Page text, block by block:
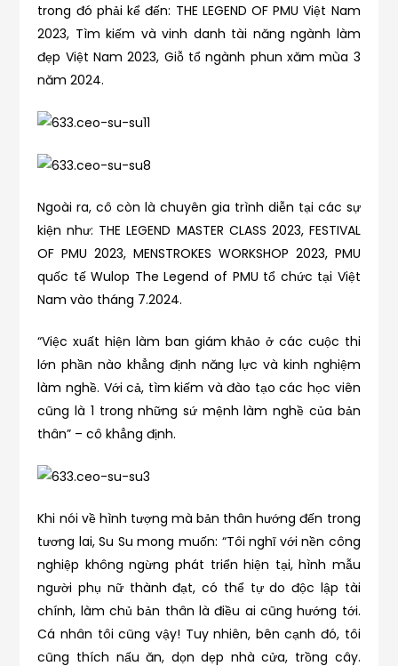
trong đó phải kể đến: THE LEGEND OF PMU Việt Nam
2023, Tìm kiếm và vinh danh tài năng ngành làm
đẹp Việt Nam 2023, Giỗ tổ ngành phun xăm mùa 3
năm 2024.
Ngoài ra, cô còn là chuyên gia trình diễn tại các sự
kiện như: THE LEGEND MASTER CLASS 2023, FESTIVAL
OF PMU 2023, MENSTROKES WORKSHOP 2023, PMU
quốc tế Wulop The Legend of PMU tổ chức tại Việt
Nam vào tháng 7.2024.
“Việc xuất hiện làm ban giám khảo ở các cuộc thi
lớn phần nào khẳng định năng lực và kinh nghiệm
làm nghề. Với cả, tìm kiếm và đào tạo các học viên
cũng là 1 trong những sứ mệnh làm nghề của bản
thân” – cô khẳng định.
Khi nói về hình tượng mà bản thân hướng đến trong
tương lai, Su Su mong muốn: “Tôi nghĩ với nền công
nghiệp không ngừng phát triển hiện tại, hình mẫu
người phụ nữ thành đạt, có thể tự do độc lập tài
chính, làm chủ bản thân là điều ai cũng hướng tới.
Cá nhân tôi cũng vậy! Tuy nhiên, bên cạnh đó, tôi
cũng thích nấu ăn, dọn dẹp nhà cửa, trồng cây.